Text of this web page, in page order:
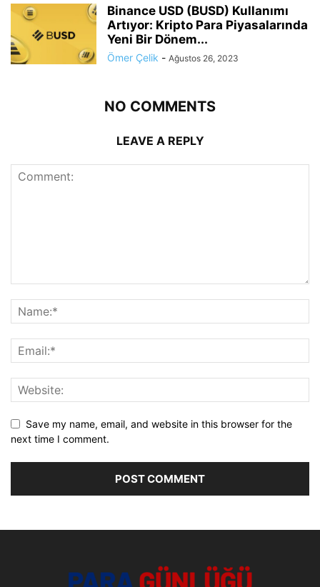
Binance USD (BUSD) Kullanımı
Artıyor: Kripto Para Piyasalarında
Yeni Bir Dönem...
Ömer Çelik - Ağustos 26, 2023
NO COMMENTS
LEAVE A REPLY
Save my name, email, and website in this browser for the
next time I comment.